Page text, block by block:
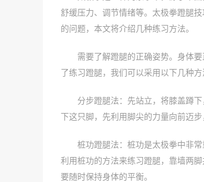
舒缓压力、调节情绪等。太极拳蹬腿
的问题，本文将介绍几种练习方法。
需要了解蹬腿的正确姿势。身体
了练习蹬腿，我们可以采用以下几种方
分步蹬腿法：先站立，将膝盖蹲
下这只脚，先利用脚尖的力量向前迈
桩功蹬腿法：桩功是太极拳中非
利用桩功的方法来练习蹬腿，靠墙两
要随时保持身体的平衡。